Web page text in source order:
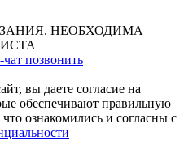
НЕОБХОДИМА
позвонить
вы даете согласие на
обеспечивают правильную
ознакомились и согласны с